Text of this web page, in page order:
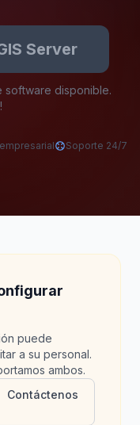
Server
software disponible.
Soporte 24/7
puede
a su personal.
ambos.
Contáctenos